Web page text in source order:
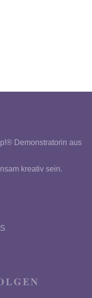
Demonstratorin aus
kreativ sein.